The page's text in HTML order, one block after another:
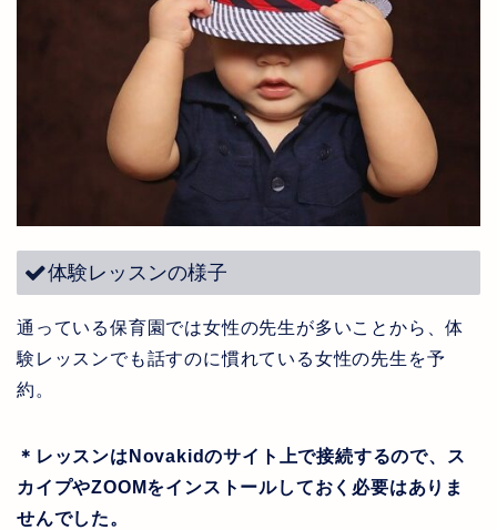
体験レッスンの様子
通っている保育園では女性の先生が多いことから、体
験レッスンでも話すのに慣れている女性の先生を予
約。
＊レッスンはNovakidのサイト上で接続するので、ス
カイプやZOOMをインストールしておく必要はありま
せんでした。